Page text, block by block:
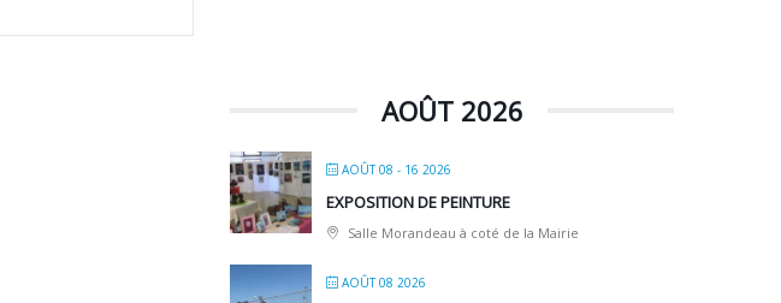
AOÛT 2026
AOÛT 08 - 16 2026
EXPOSITION DE PEINTURE
Salle Morandeau à coté de la Mairie
AOÛT 08 2026